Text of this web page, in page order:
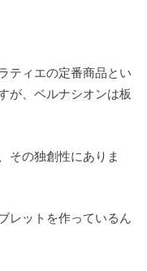
ティエの定番商品とい
が、ベルナシオンは板
その独創性にありま
レットを作っているん